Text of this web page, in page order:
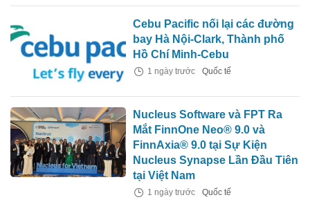
Cebu Pacific nối lại các đường
bay Hà Nội-Clark, Thành phố
Hồ Chí Minh-Cebu
1 ngày trước Quốc tế
Nucleus Software và FPT Ra
Mắt FinnOne Neo® 9.0 và
FinnAxia® 9.0 tại Sự Kiện
Nucleus Synapse Lần Đầu Tiên
tại Việt Nam
1 ngày trước Quốc tế